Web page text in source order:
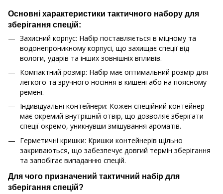
Основні характеристики тактичного набору для
зберігання спецій:
Захисний корпус: Набір поставляється в міцному та
водонепроникному корпусі, що захищає спеції від
вологи, ударів та інших зовнішніх впливів.
Компактний розмір: Набір має оптимальний розмір для
легкого та зручного носіння в кишені або на поясному
ремені.
Індивідуальні контейнери: Кожен спеційний контейнер
має окремий внутрішній отвір, що дозволяє зберігати
спеції окремо, уникнувши змішування ароматів.
Герметичні кришки: Кришки контейнерів щільно
закриваються, що забезпечує довгий термін зберігання
та запобігає випаданню спецій.
Для чого призначений тактичний набір для
зберігання спецій?